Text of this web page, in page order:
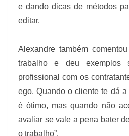
e dando dicas de métodos
editar.
Alexandre também
trabalho e deu exemplos
profissional com os
ego. Quando o cliente te dá
é ótimo, mas quando não
avaliar se vale a pena bater
o trabalho”.